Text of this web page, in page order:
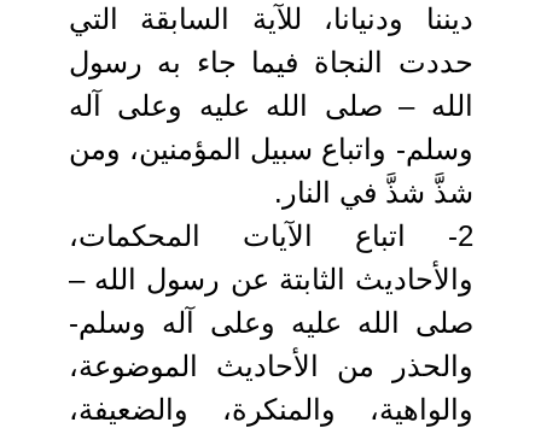
ديننا ودنيانا، للآية السابقة التي
حددت النجاة فيما جاء به رسول
الله – صلى الله عليه وعلى آله
وسلم- واتباع سبيل المؤمنين، ومن
شذَّ شذَّ في النار.
2- اتباع الآيات المحكمات،
والأحاديث الثابتة عن رسول الله –
صلى الله عليه وعلى آله وسلم-
والحذر من الأحاديث الموضوعة،
والواهية، والمنكرة، والضعيفة،